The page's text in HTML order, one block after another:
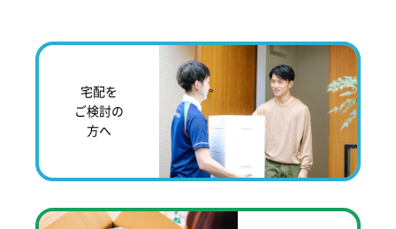
宅配を
ご検討の
方へ